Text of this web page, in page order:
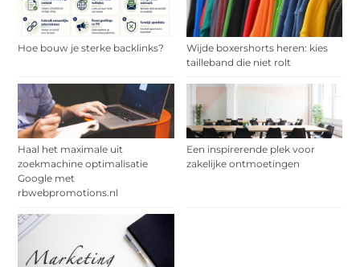
Hoe bouw je sterke backlinks?
Wijde boxershorts heren: kies
tailleband die niet rolt
Haal het maximale uit
zoekmachine optimalisatie
Google met
rbwebpromotions.nl
Een inspirerende plek voor
zakelijke ontmoetingen